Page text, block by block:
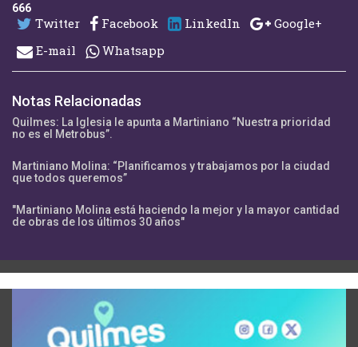
666
Twitter Facebook LinkedIn
Google+
E-mail
Whatsapp
Notas Relacionadas
Quilmes: La Iglesia le apunta a Martiniano “Nuestra prioridad
no es el Metrobus”.
Martiniano Molina: “Planificamos y trabajamos por la ciudad
que todos queremos”
"Martiniano Molina está haciendo la mejor y la mayor cantidad
de obras de los últimos 30 años"